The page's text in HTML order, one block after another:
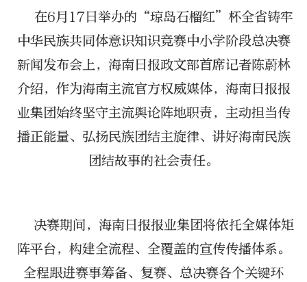
在6月17日举办的“琼岛石榴红”杯全省铸牢
中华民族共同体意识知识竞赛中小学阶段总决赛
新闻发布会上，海南日报政文部首席记者陈蔚林
介绍，作为海南主流官方权威媒体，海南日报报
业集团始终坚守主流舆论阵地职责，主动担当传
播正能量、弘扬民族团结主旋律、讲好海南民族
团结故事的社会责任。
决赛期间，海南日报报业集团将依托全媒体矩
阵平台，构建全流程、全覆盖的宣传传播体系。
全程跟进赛事筹备、复赛、总决赛各个关键环